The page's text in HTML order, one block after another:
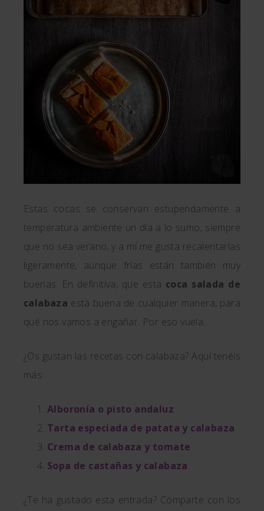
Estas cocas se conservan estupendamente a
temperatura ambiente un día a lo sumo, siempre
que no sea verano, y a mí me gusta recalentarlas
ligeramente, aunque frías están también muy
buenas. En definitiva, que esta coca salada de
calabaza está buena de cualquier manera, para
qué nos vamos a engañar. Por eso vuela.
¿Os gustan las recetas con calabaza? Aquí tenéis
más:
Alboronía o pisto andaluz
Tarta especiada de patata y calabaza
Crema de calabaza y tomate
Sopa de castañas y calabaza
¿Te ha gustado esta entrada? Comparte con los